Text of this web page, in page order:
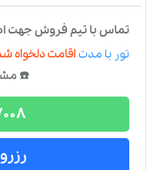
تماس با تیم فروش جهت
تور با مدتاقامت دلخواه
☎️